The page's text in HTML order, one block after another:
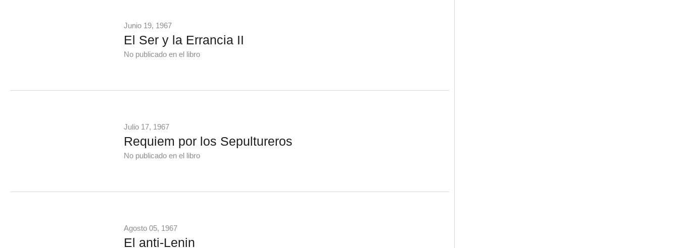
Junio 19, 1967
El Ser y la Errancia II
No publicado en el libro
Julio 17, 1967
Requiem por los Sepultureros
No publicado en el libro
Agosto 05, 1967
El anti-Lenin